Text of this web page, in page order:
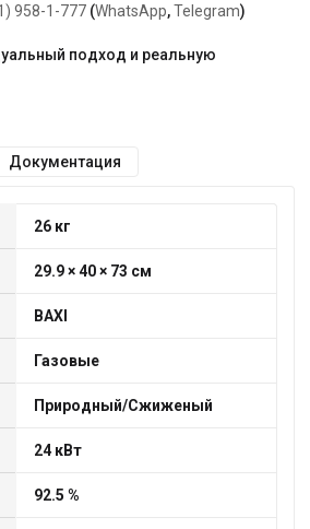
958-1-777 (WhatsApp,Telegram)
подход и реальную
Документация
26 кг
29.9 × 40 × 73 см
BAXI
Газовые
Природный/Сжиженый
24 кВт
92.5 %